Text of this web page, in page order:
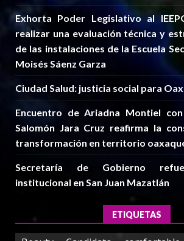
Exhorta Poder Legislativo al
realizar una evaluación técnica y
de las instalaciones de la Escuela
Moisés Sáenz Garza
Ciudad Salud: justicia social para
Encuentro de Ariadna Montiel
Salomón Jara Cruz reafirma la
transformación en territorio
Secretaría de Gobierno
institucional en San Juan Mazatlán
ETIQUETAS